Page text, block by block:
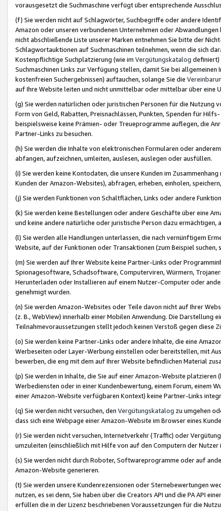
vorausgesetzt die Suchmaschine verfügt über entsprechende
(f) Sie werden nicht auf Schlagwörter, Suchbegriffe oder andere
Amazon oder unseren verbundenen Unternehmen oder
nicht abschließende Liste unserer Marken entnehmen Sie bitte der
Schlagwortauktionen auf Suchmaschinen teilnehmen, wenn die sich
Kostenpflichtige Suchplatzierung (wie im Vergütungskatalog definiert)
Suchmaschinen Links zur Verfügung stellen, damit Sie bei
kostenfreien Suchergebnissen) auftauchen, solange Sie die
auf Ihre Website leiten und nicht unmittelbar oder mittelbar über eine
(g) Sie werden natürlichen oder juristischen Personen für die Nutzung
Form von Geld, Rabatten, Preisnachlässen, Punkten, Spenden für
beispielsweise keine Prämien- oder Treueprogramme auflegen, die
Partner-Links zu besuchen.
(h) Sie werden die Inhalte von elektronischen Formularen oder
abfangen, aufzeichnen, umleiten, auslesen, auslegen oder ausfüllen.
(i) Sie werden keine Kontodaten, die unsere Kunden im
Kunden der Amazon-Websites), abfragen, erheben, einholen,
(j) Sie werden Funktionen von Schaltflächen, Links oder andere
(k) Sie werden keine Bestellungen oder andere Geschäfte über eine
und keine andere natürliche oder juristische Person dazu
(l) Sie werden alle Handlungen unterlassen, die nach vernünftigem
Website, auf der Funktionen oder Transaktionen (zum Beispiel
(m) Sie werden auf Ihrer Website keine Partner-Links oder
Spionagesoftware, Schadsoftware, Computerviren, Würmern,
Herunterladen oder Installieren auf einem Nutzer-Computer oder
genehmigt wurden.
(n) Sie werden Amazon-Websites oder Teile davon nicht auf Ihrer
(z. B., WebView) innerhalb einer Mobilen Anwendung. Die Darstellung
Teilnahmevoraussetzungen stellt jedoch keinen Verstoß gegen diese
(o) Sie werden keine Partner-Links oder andere Inhalte, die eine
Werbeseiten oder Layer-Werbung einstellen oder bereitstellen, mit
bewerben, die eng mit dem auf Ihrer Website befindlichen Material
(p) Sie werden in Inhalte, die Sie auf einer Amazon-Website
Werbediensten oder in einer Kundenbewertung, einem Forum, einem
einer Amazon-Website verfügbaren Kontext) keine Partner-Links
(q) Sie werden nicht versuchen, den Vergütungskatalog zu umgehen
dass sich eine Webpage einer Amazon-Website im Browser eines
(r) Sie werden nicht versuchen, Internetverkehr (Traffic) oder
umzuleiten (einschließlich mit Hilfe von auf den Computern der
(s) Sie werden nicht durch Roboter, Softwareprogramme oder auf
Amazon-Website generieren.
(t) Sie werden unsere Kundenrezensionen oder Sternebewertungen
nutzen, es sei denn, Sie haben über die Creators API und die PA API
erfüllen die in der Lizenz beschriebenen Voraussetzungen für die